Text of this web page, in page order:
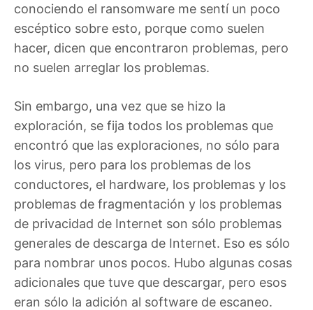
conociendo el ransomware me sentí un poco
escéptico sobre esto, porque como suelen
hacer, dicen que encontraron problemas, pero
no suelen arreglar los problemas.
Sin embargo, una vez que se hizo la
exploración, se fija todos los problemas que
encontró que las exploraciones, no sólo para
los virus, pero para los problemas de los
conductores, el hardware, los problemas y los
problemas de fragmentación y los problemas
de privacidad de Internet son sólo problemas
generales de descarga de Internet. Eso es sólo
para nombrar unos pocos. Hubo algunas cosas
adicionales que tuve que descargar, pero esos
eran sólo la adición al software de escaneo.